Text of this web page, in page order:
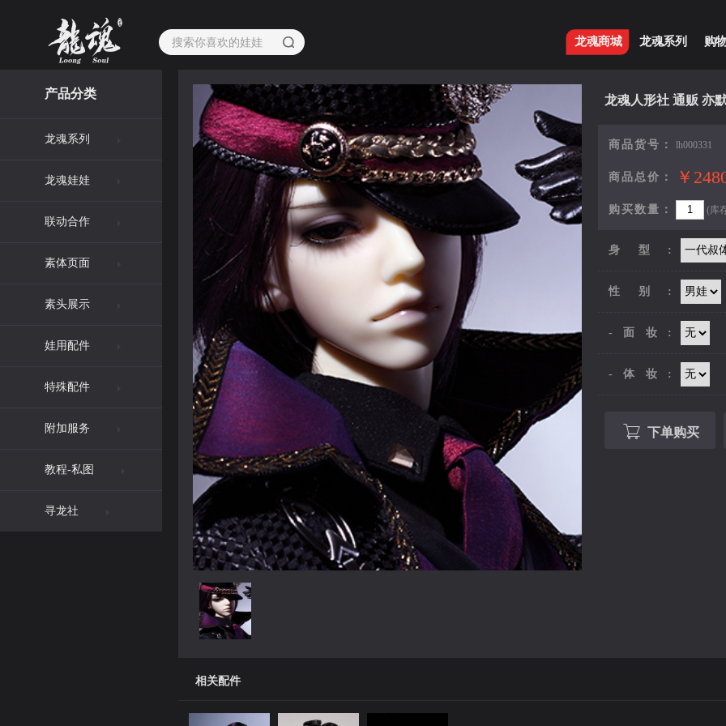
龙魂商城 龙魂系列 购
产品分类
龙魂系列
龙魂娃娃
联动合作
素体页面
素头展示
娃用配件
特殊配件
附加服务
教程-私图
寻龙社
龙魂人形社 通贩 亦
商品货号： lh000331
商品总价： ￥
购买数量： (库
身型:
性别:
-面妆:
-体妆:
下单购买
相关配件